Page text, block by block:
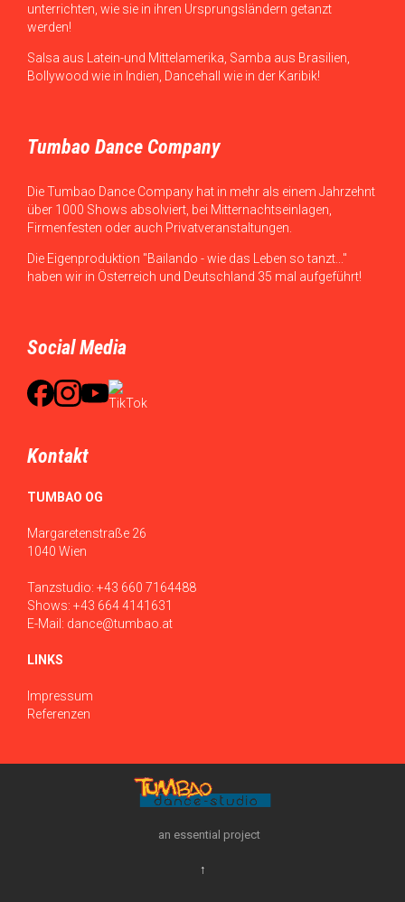
unterrichten, wie sie in ihren Ursprungsländern getanzt
werden!
Salsa aus Latein-und Mittelamerika, Samba aus Brasilien,
Bollywood wie in Indien, Dancehall wie in der Karibik!
Tumbao Dance Company
Die Tumbao Dance Company hat in mehr als einem Jahrzehnt
über 1000 Shows absolviert, bei Mitternachtseinlagen,
Firmenfesten oder auch Privatveranstaltungen.
Die Eigenproduktion "Bailando - wie das Leben so tanzt..."
haben wir in Österreich und Deutschland 35 mal aufgeführt!
Social Media
Kontakt
TUMBAO OG
Margaretenstraße 26
1040 Wien
Tanzstudio: +43 660 7164488
Shows: +43 664 4141631
E-Mail: dance@tumbao.at
LINKS
Impressum
Referenzen
an essential project
↑